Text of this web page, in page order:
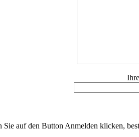
Sie auf den Button Anmelden klicken,